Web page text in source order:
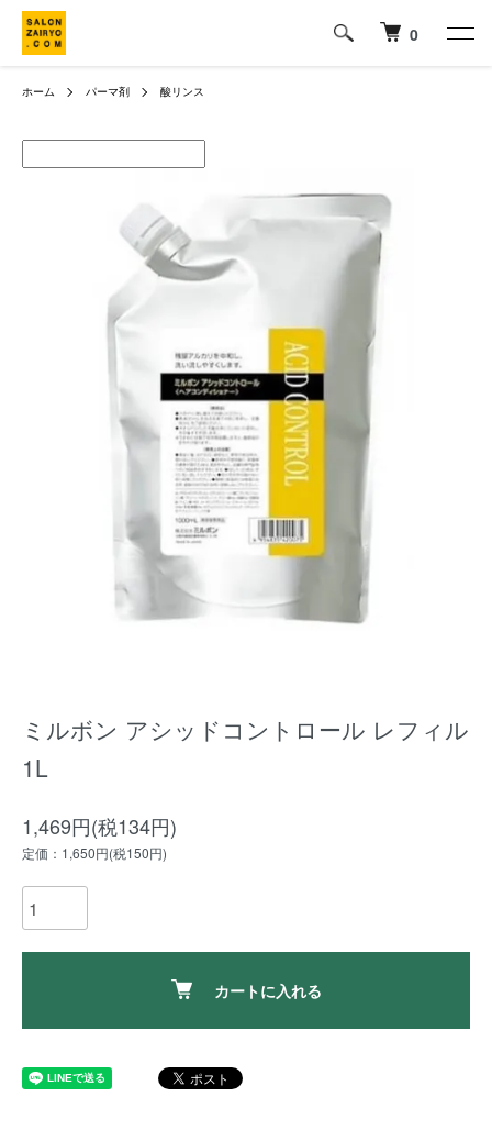
0
ホーム パーマ剤 酸リンス
ミルボン アシッドコントロール レフィル
1L
1,469円(税134円)
定価：1,650円(税150円)
カートに入れる